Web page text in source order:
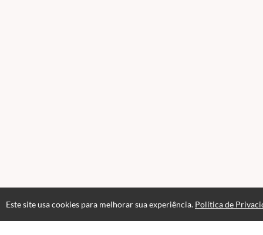
Este site usa cookies para melhorar sua experiência. Política de